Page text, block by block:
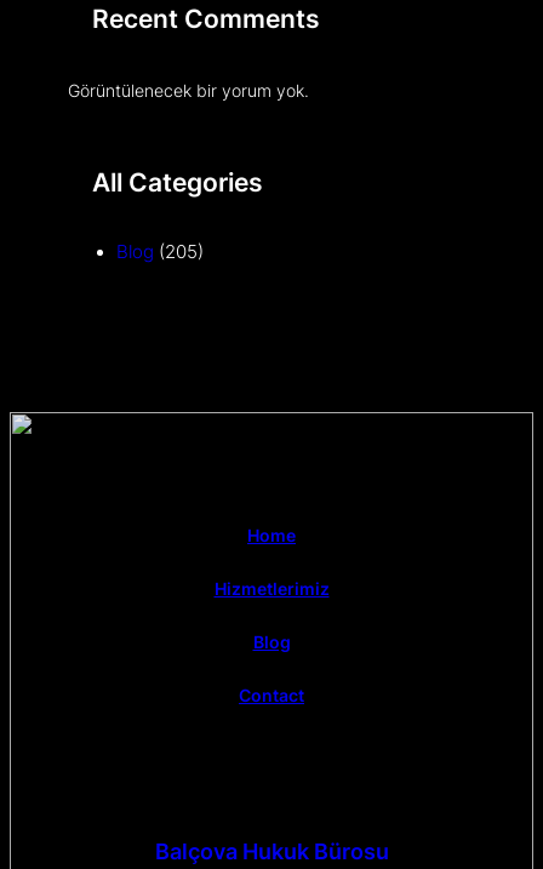
Recent Comments
Görüntülenecek bir yorum yok.
All Categories
Blog (205)
Home
Hizmetlerimiz
Blog
Contact
Balçova Hukuk Bürosu